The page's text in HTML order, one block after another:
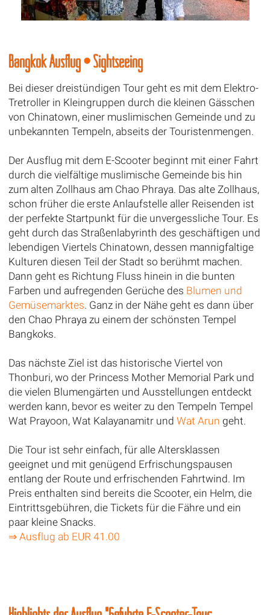
Bangkok Ausflug • Sightseeing
Bei dieser dreistündigen Tour geht es mit dem Elektro-
Tretroller in Kleingruppen durch die kleinen Gässchen
von Chinatown, einer muslimischen Gemeinde und zu
unbekannten Tempeln, abseits der Touristenmengen.
Der Ausflug mit dem E-Scooter beginnt mit einer Fahrt
durch die vielfältige muslimische Gemeinde bis hin
zum alten Zollhaus am Chao Phraya. Das alte Zollhaus,
schon früher die erste Anlaufstelle aller Reisenden ist
der perfekte Startpunkt für die unvergessliche Tour. Es
geht durch das Straßenlabyrinth des geschäftigen und
lebendigen Viertels Chinatown, dessen mannigfaltige
Kulturen diesen Teil der Stadt so berühmt machen.
Dann geht es Richtung Fluss hinein in die bunten
Farben und aufregenden Gerüche des Blumen und
Gemüsemarktes. Ganz in der Nähe geht es dann über
den Chao Phraya zu einem der schönsten Tempel
Bangkoks.
Das nächste Ziel ist das historische Viertel von
Thonburi, wo der Princess Mother Memorial Park und
die vielen Blumengärten und Ausstellungen entdeckt
werden kann, bevor es weiter zu den Tempeln Tempel
Wat Prayoon, Wat Kalayanamitr und Wat Arun geht.
Die Tour ist sehr einfach, für alle Altersklassen
geeignet und mit genügend Erfrischungspausen
entlang der Route und erfrischenden Fahrtwind. Im
Preis enthalten sind bereits die Scooter, ein Helm, die
Eintrittsgebühren, die Tickets für die Fähre und ein
paar kleine Snacks.
⇒ Ausflug ab EUR 41.00